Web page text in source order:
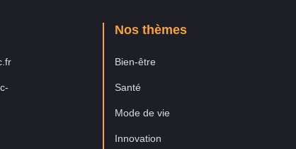
Nos thèmes
Bien-être
Santé
Mode de vie
Innovation